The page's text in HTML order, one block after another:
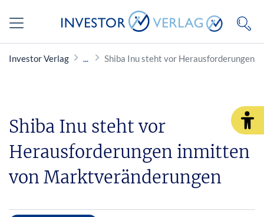
Investor Verlag Shiba Inu steht vor Herausforderungen
Shiba Inu steht vor
Herausforderungen inmitten
von Marktveränderungen